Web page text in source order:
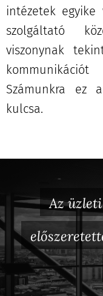
intézetek
szolgáltató
viszonynak
Számunkra ez
kulcsa.
Az